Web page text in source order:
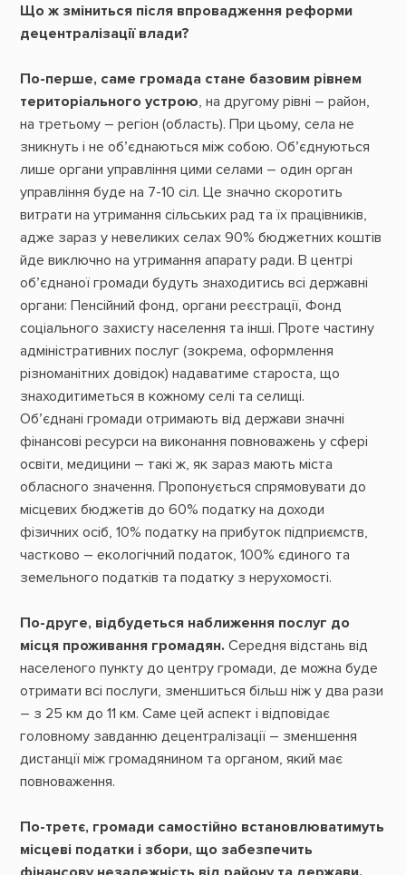
Що ж зміниться після впровадження реформи
децентралізації влади?
По-перше, саме громада стане базовим рівнем
територіального устрою, на другому рівні – район,
на третьому – регіон (область). При цьому, села не
зникнуть і не об’єднаються між собою. Об’єднуються
лише органи управління цими селами – один орган
управління буде на 7-10 сіл. Це значно скоротить
витрати на утримання сільських рад та їх працівників,
адже зараз у невеликих селах 90% бюджетних коштів
йде виключно на утримання апарату ради. В центрі
об’єднаної громади будуть знаходитись всі державні
органи: Пенсійний фонд, органи реєстрації, Фонд
соціального захисту населення та інші. Проте частину
адміністративних послуг (зокрема, оформлення
різноманітних довідок) надаватиме староста, що
знаходитиметься в кожному селі та селищі.
Об’єднані громади отримають від держави значні
фінансові ресурси на виконання повноважень у сфері
освіти, медицини – такі ж, як зараз мають міста
обласного значення. Пропонується спрямовувати до
місцевих бюджетів до 60% податку на доходи
фізичних осіб, 10% податку на прибуток підприємств,
частково – екологічний податок, 100% єдиного та
земельного податків та податку з нерухомості.
По-друге, відбудеться наближення послуг до
місця проживання громадян. Середня відстань від
населеного пункту до центру громади, де можна буде
отримати всі послуги, зменшиться більш ніж у два рази
– з 25 км до 11 км. Саме цей аспект і відповідає
головному завданню децентралізації – зменшення
дистанції між громадянином та органом, який має
повноваження.
По-третє, громади самостійно встановлюватимуть
місцеві податки і збори, що забезпечить